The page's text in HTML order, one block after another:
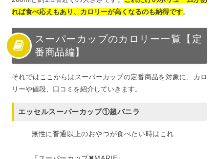
れば食べ応えもあり、カロリーが高くなるのも納得です。
スーパーカップのカロリー一覧【定
番商品編】
それではここからはスーパーカップの定番商品を対象に、カロ
リーや値段、口コミを紹介していきます。
エッセルスーパーカップ①超バニラ
無性に普通以上のおやつが食べたい時はこれ